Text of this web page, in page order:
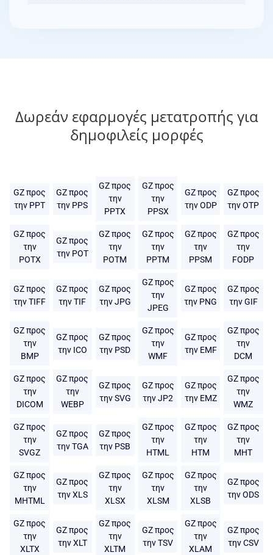
Δωρεάν εφαρμογές μετατροπής για
δημοφιλείς μορφές
GZ προς
την PPT
GZ προς
την PPS
GZ προς
την
PPTX
GZ προς
την
PPSX
GZ προς
την ODP
GZ προς
την OTP
GZ προς
την
POTX
GZ προς
την POT
GZ προς
την
POTM
GZ προς
την
PPTM
GZ προς
την
PPSM
GZ προς
την
FODP
GZ προς
την TIFF
GZ προς
την TIF
GZ προς
την JPG
GZ προς
την
JPEG
GZ προς
την PNG
GZ προς
την GIF
GZ προς
την
BMP
GZ προς
την ICO
GZ προς
την PSD
GZ προς
την
WMF
GZ προς
την EMF
GZ προς
την
DCM
GZ προς
την
DICOM
GZ προς
την
WEBP
GZ προς
την SVG
GZ προς
την JP2
GZ προς
την EMZ
GZ προς
την
WMZ
GZ προς
την
SVGZ
GZ προς
την TGA
GZ προς
την PSB
GZ προς
την
HTML
GZ προς
την
HTM
GZ προς
την
MHT
GZ προς
την
MHTML
GZ προς
την XLS
GZ προς
την
XLSX
GZ προς
την
XLSM
GZ προς
την
XLSB
GZ προς
την ODS
GZ προς
την
XLTX
GZ προς
την XLT
GZ προς
την
XLTM
GZ προς
την TSV
GZ προς
την
XLAM
GZ προς
την CSV